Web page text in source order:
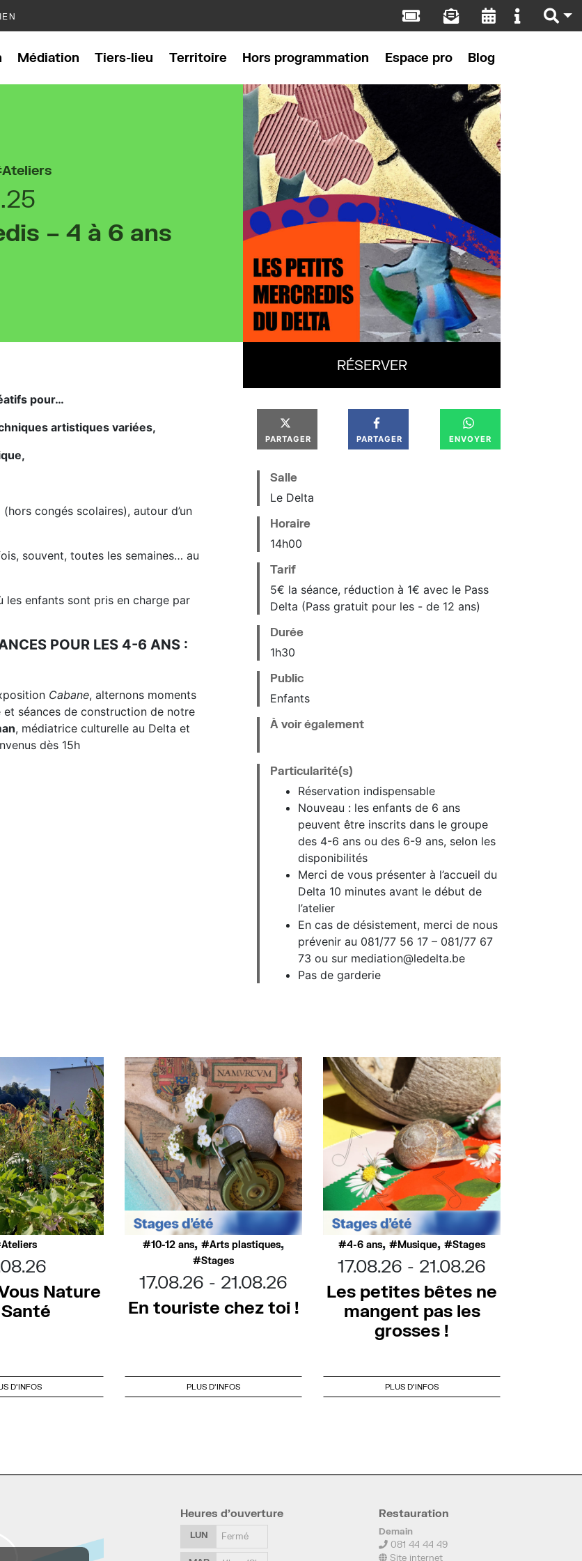
Médiation Tiers-lieu Territoire Hors programmation Espace pro Blog
Ateliers
– 4 à 6 ans
pour…
artistiques variées,
congés scolaires), autour d’un
souvent, toutes les semaines… au
les enfants sont pris en charge par
POUR LES 4-6 ANS :
Cabane, alternons moments
séances de construction de notre
, médiatrice culturelle au Delta et
dès 15h
RÉSERVER
PARTAGER PARTAGER ENVOYER
Salle
Le Delta
Horaire
14h00
Tarif
5€ la séance, réduction à 1€ avec le Pass
Delta (Pass gratuit pour les - de 12 ans)
Durée
1h30
Public
Enfants
À voir également
Particularité(s)
Réservation indispensable
Nouveau : les enfants de 6 ans
peuvent être inscrits dans le groupe
des 4-6 ans ou des 6-9 ans, selon les
disponibilités
Merci de vous présenter à l’accueil du
Delta 10 minutes avant le début de
l’atelier
En cas de désistement, merci de nous
prévenir au 081/77 56 17 – 081/77 67
73 ou sur mediation@ledelta.be
Pas de garderie
Ateliers
Nature
D'INFOS
10-12 ans, Arts plastiques,
Stages
17.08.26
21.08.26
En touriste chez toi !
PLUS D'INFOS
4-6 ans, Musique, Stages
17.08.26
21.08.26
Les petites bêtes ne
mangent pas les
grosses !
PLUS D'INFOS
Heures d’ouverture
LUN Fermé
Restauration
Demain
081 44 44 49
Site internet